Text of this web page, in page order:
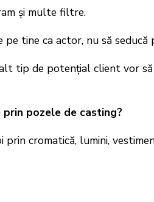
și multe filtre.
tine ca actor, nu să seducă
tip de potențial client vor
pozele de casting?
cromatică, lumini,